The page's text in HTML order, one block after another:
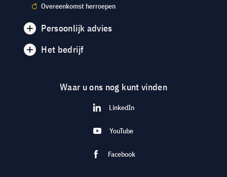
Overeenkomst herroepen
Persoonlijk advies
Het bedrijf
Waar u ons nog kunt vinden
LinkedIn
YouTube
Facebook